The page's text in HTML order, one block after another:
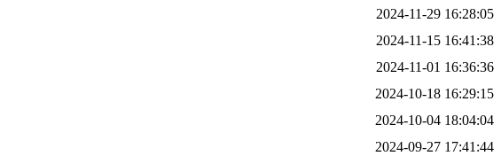
2024-11-29 16:28:05
2024-11-15 16:41:38
2024-11-01 16:36:36
2024-10-18 16:29:15
2024-10-04 18:04:04
2024-09-27 17:41:44